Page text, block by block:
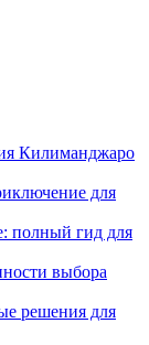
Килиманджаро
для
полный гид для
выбора
решения для